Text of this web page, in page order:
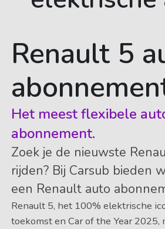
Renault 5
Het meest flexibele
abonnement.
Zoek je de nieuwste
rijden? Bij Carsub bieden
een Renault auto
Renault 5, het 100% elektrische
toekomst en Car of the Year 2025,